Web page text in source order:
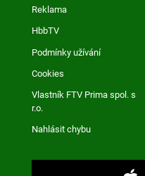
Reklama
HbbTV
Podmínky užívání
Cookies
Vlastník FTV Prima spol. s
r.o.
Nahlásit chybu